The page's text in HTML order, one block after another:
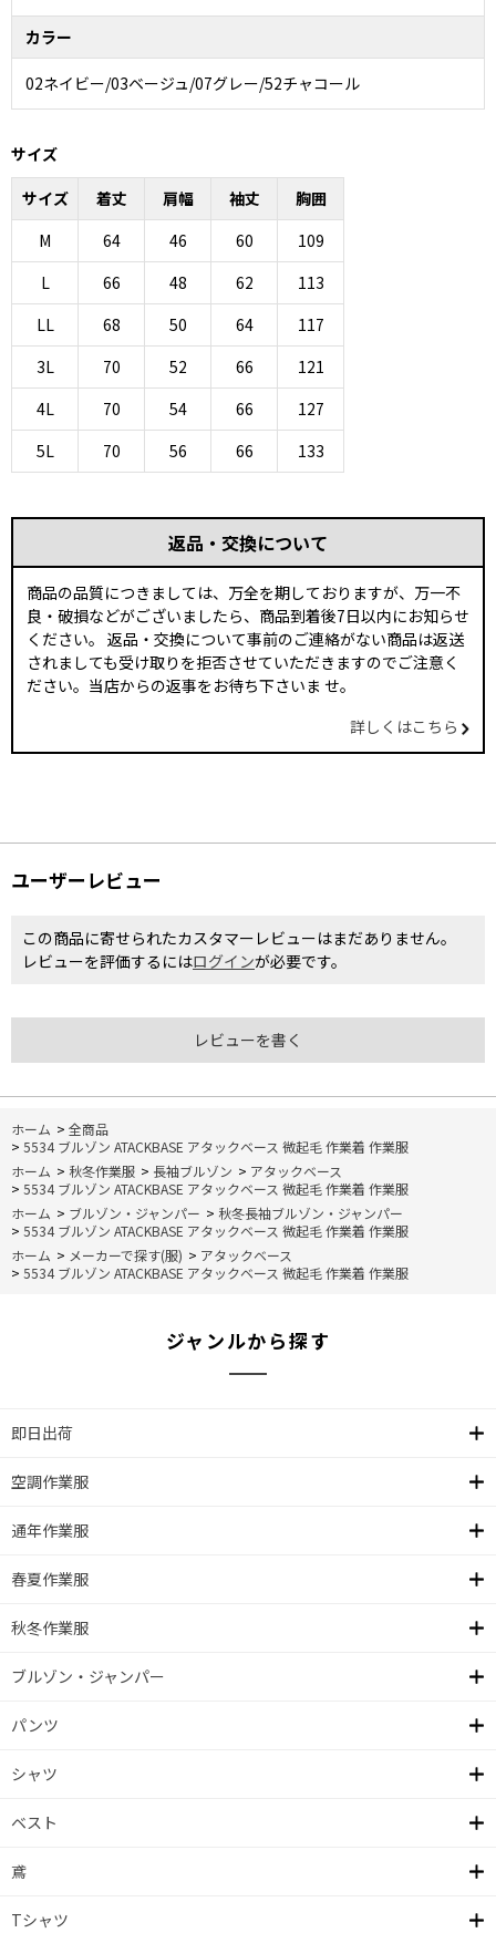
カラー
02ネイビー/03ベージュ/07グレー/52チャコール
サイズ
サイズ
着丈 肩幅 袖丈
胸囲
M
64 46 60
109
L
66 48 62
113
LL
68 50 64
117
3L
70 52 66
121
4L
70 54 66
127
5L
70 56 66 133
返品・交換について
商品の品質につきましては、万全を期しておりますが、万一不
良・破損などがございましたら、商品到着後7日以内にお知らせ
ください。 返品・交換について事前のご連絡がない商品は返送
されましても受け取りを拒否させていただきますのでご注意く
ださい。当店からの返事をお待ち下さいま せ。
詳しくはこちら
ユーザーレビュー
この商品に寄せられたカスタマーレビューはまだありません。
レビューを評価するにはログインが必要です。
レビューを書く
ホーム > 全商品
> 5534 ブルゾン ATACKBASE アタックベース 微起毛 作業着 作業服
ホーム > 秋冬作業服 > 長袖ブルゾン > アタックベース
> 5534 ブルゾン ATACKBASE アタックベース 微起毛 作業着 作業服
ホーム > ブルゾン・ジャンパー > 秋冬長袖ブルゾン・ジャンパー
> 5534 ブルゾン ATACKBASE アタックベース 微起毛 作業着 作業服
ホーム > メーカーで探す(服) > アタックベース
> 5534 ブルゾン ATACKBASE アタックベース 微起毛 作業着 作業服
ジャンルから探す
即日出荷
空調作業服
通年作業服
春夏作業服
秋冬作業服
ブルゾン・ジャンパー
パンツ
シャツ
ベスト
鳶
Tシャツ